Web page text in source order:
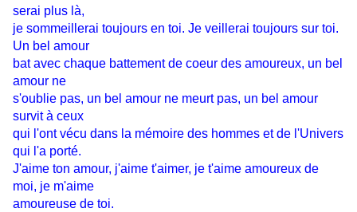
serai plus là,
je sommeillerai toujours en toi. Je veillerai toujours sur toi.
Un bel amour
bat avec chaque battement de coeur des amoureux, un bel
amour ne
s'oublie pas, un bel amour ne meurt pas, un bel amour
survit à ceux
qui l'ont vécu dans la mémoire des hommes et de l'Univers
qui l'a porté.
J'aime ton amour, j'aime t'aimer, je t'aime amoureux de
moi, je m'aime
amoureuse de toi.